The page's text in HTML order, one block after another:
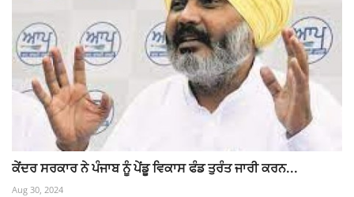
ਕੇਂਦਰ ਸਰਕਾਰ ਨੇ ਪੰਜਾਬ ਨੂੰ ਪੇਂਡੂ ਵਿਕਾਸ ਫੰਡ ਤੁਰੰਤ ਜਾਰੀ ਕਰਨ...
Aug 30, 2024